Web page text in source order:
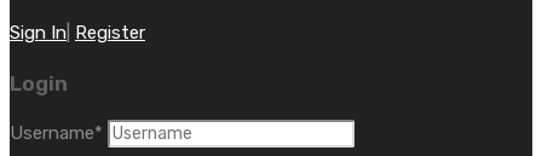
Sign In Register
Login
Username*